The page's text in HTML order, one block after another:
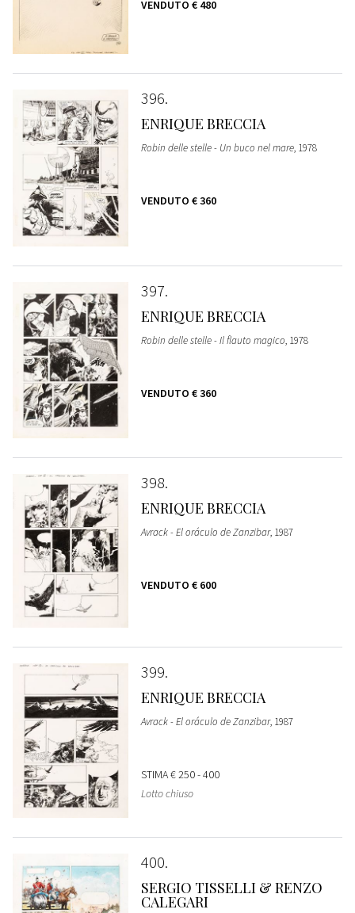
VENDUTO € 480
396
ENRIQUE BRECCIA
Robin delle stelle - Un buco nel mare, 1978
VENDUTO € 360
397
ENRIQUE BRECCIA
Robin delle stelle - Il flauto magico, 1978
VENDUTO € 360
398
ENRIQUE BRECCIA
Avrack - El oráculo de Zanzibar, 1987
VENDUTO € 600
399
ENRIQUE BRECCIA
Avrack - El oráculo de Zanzibar, 1987
STIMA€ 250 - 400
Lotto chiuso
400
SERGIO TISSELLI & RENZO
CALEGARI